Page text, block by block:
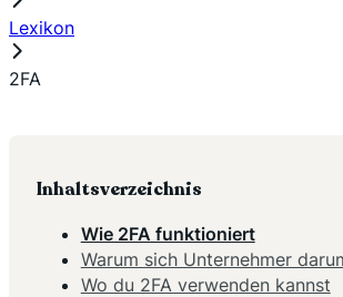
Lexikon
2FA
Inhaltsverzeichnis
Wie 2FA funktioniert
Warum sich Unternehmer
Wo du 2FA verwenden kannst